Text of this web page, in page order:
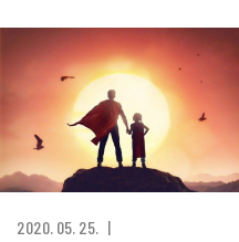
2020. 05. 25.